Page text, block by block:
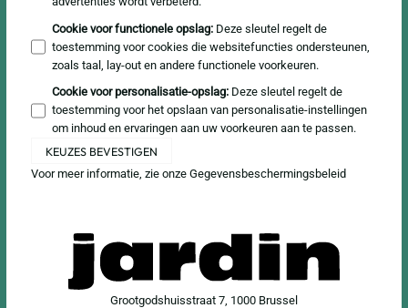
Cookie voor functionele opslag: Deze sleutel regelt de
toestemming voor cookies die websitefuncties ondersteunen,
zoals taal, lay-out en andere functionele voorkeuren.
Cookie voor personalisatie-opslag: Deze sleutel regelt de
toestemming voor het opslaan van personalisatie-instellingen
om inhoud en ervaringen aan uw voorkeuren aan te passen.
KEUZES BEVESTIGEN
Voor meer informatie, zie onze Gegevensbeschermingsbeleid
Grootgodshuisstraat 7, 1000 Brussel